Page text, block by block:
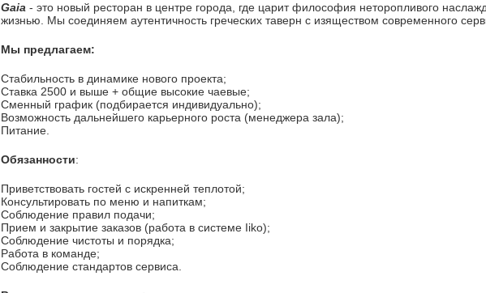
Gaia - это новый ресторан в центре города, где царит философия неторопливого
жизнью. Мы соединяем аутентичность греческих таверн с изяществом современного
Мы предлагаем:
Стабильность в динамике нового проекта;
Ставка 2500 и выше + общие высокие чаевые;
Сменный график (подбирается индивидуально);
Возможность дальнейшего карьерного роста (менеджера зала);
Питание.
Обязанности:
Приветствовать гостей с искренней теплотой;
Консультировать по меню и напиткам;
Соблюдение правил подачи;
Прием и закрытие заказов (работа в системе Iiko);
Соблюдение чистоты и порядка;
Работа в команде;
Соблюдение стандартов сервиса.